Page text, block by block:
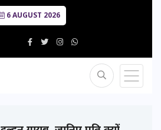
6 AUGUST 2026